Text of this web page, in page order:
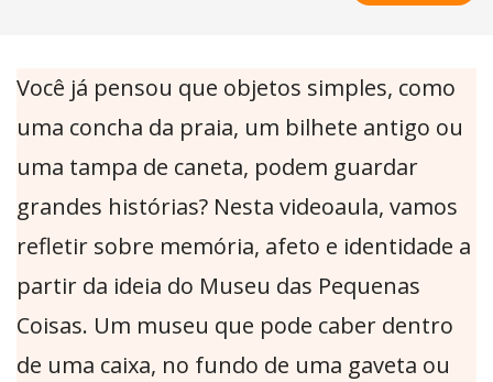
Você já pensou que objetos simples, como
uma concha da praia, um bilhete antigo ou
uma tampa de caneta, podem guardar
grandes histórias? Nesta videoaula, vamos
refletir sobre memória, afeto e identidade a
partir da ideia do Museu das Pequenas
Coisas. Um museu que pode caber dentro
de uma caixa, no fundo de uma gaveta ou